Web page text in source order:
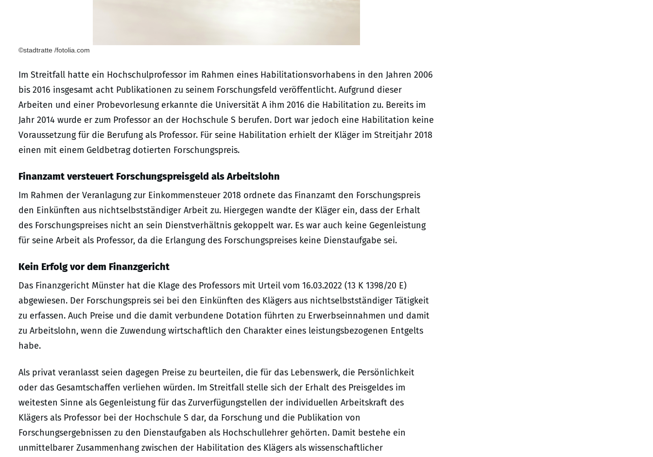
©stadtratte /fotolia.com
Im Streitfall hatte ein Hochschulprofessor im Rahmen eines Habilitationsvorhabens in den Jahren 2006
bis 2016 insgesamt acht Publikationen zu seinem Forschungsfeld veröffentlicht. Aufgrund dieser
Arbeiten und einer Probevorlesung erkannte die Universität A ihm 2016 die Habilitation zu. Bereits im
Jahr 2014 wurde er zum Professor an der Hochschule S berufen. Dort war jedoch eine Habilitation keine
Voraussetzung für die Berufung als Professor. Für seine Habilitation erhielt der Kläger im Streitjahr 2018
einen mit einem Geldbetrag dotierten Forschungspreis.
Finanzamt versteuert Forschungspreisgeld als Arbeitslohn
Im Rahmen der Veranlagung zur Einkommensteuer 2018 ordnete das Finanzamt den Forschungspreis
den Einkünften aus nichtselbstständiger Arbeit zu. Hiergegen wandte der Kläger ein, dass der Erhalt
des Forschungspreises nicht an sein Dienstverhältnis gekoppelt war. Es war auch keine Gegenleistung
für seine Arbeit als Professor, da die Erlangung des Forschungspreises keine Dienstaufgabe sei.
Kein Erfolg vor dem Finanzgericht
Das Finanzgericht Münster hat die Klage des Professors mit Urteil vom 16.03.2022 (13 K 1398/20 E)
abgewiesen. Der Forschungspreis sei bei den Einkünften des Klägers aus nichtselbstständiger Tätigkeit
zu erfassen. Auch Preise und die damit verbundene Dotation führten zu Erwerbseinnahmen und damit
zu Arbeitslohn, wenn die Zuwendung wirtschaftlich den Charakter eines leistungsbezogenen Entgelts
habe.
Als privat veranlasst seien dagegen Preise zu beurteilen, die für das Lebenswerk, die Persönlichkeit
oder das Gesamtschaffen verliehen würden. Im Streitfall stelle sich der Erhalt des Preisgeldes im
weitesten Sinne als Gegenleistung für das Zurverfügungstellen der individuellen Arbeitskraft des
Klägers als Professor bei der Hochschule S dar, da Forschung und die Publikation von
Forschungsergebnissen zu den Dienstaufgaben als Hochschullehrer gehörten. Damit bestehe ein
unmittelbarer Zusammenhang zwischen der Habilitation des Klägers als wissenschaftlicher